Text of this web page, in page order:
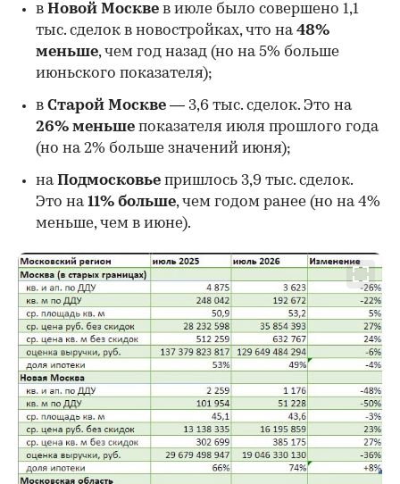
00:00 / 00:00
в Новой Москве в июле было совершено 1,1
тыс. сделок в новостройках, что на48%
меньше, чем год назад (но на 5% больше
июньского показателя);
в Старой Москве — 3,6 тыс. сделок. Это на
26% меньше показателя июля прошлого года
(но на 2% больше значений июня);
наПодмосковье пришлось 3,9 тыс. сделок.
Это на11% больше, чем годом ранее (но на 4%
меньше, чем в июне).